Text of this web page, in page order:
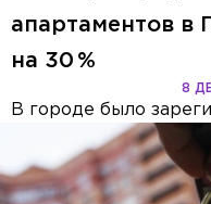
апартаментов в
на 30 %
8
В городе было